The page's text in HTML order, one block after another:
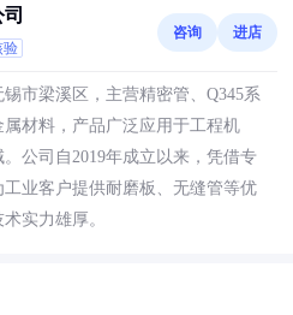
验
咨询 进店
市梁溪区，主营精密管、Q345系
材料，产品广泛应用于工程机
公司自2019年成立以来，凭借专
业客户提供耐磨板、无缝管等优
实力雄厚。